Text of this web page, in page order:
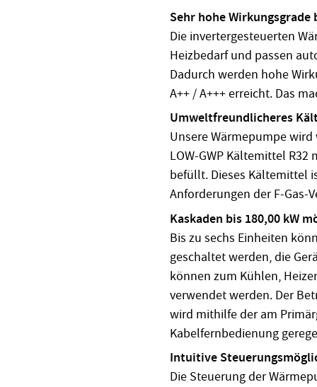
Sehr hohe Wirkungsgrade
Die invertergesteuerten
Heizbedarf und passen
Dadurch werden hohe
A++ / A+++ erreicht. Das
Umweltfreundlicheres
Unsere Wärmepumpe
LOW-GWP Kältemittel
befüllt. Dieses Kältemittel
Anforderungen der F-Gas-
Kaskaden bis 180,00 kW
Bis zu sechs Einheiten
geschaltet werden, die
können zum Kühlen,
verwendet werden. Der
wird mithilfe der am
Kabelfernbedienung
Intuitive
Die Steuerung der